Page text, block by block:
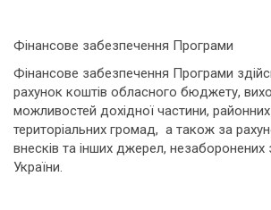
Фінансове забезпечення Програми
Фінансове забезпечення Програми
рахунок коштів обласного бюджету,
можливостей дохідної частини,
територіальних громад, а також за
внесків та інших джерел,
України.